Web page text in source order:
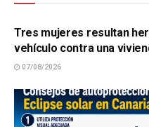
SUCESOS
Tres mujeres resultan
vehículo contra una
07/08/2026